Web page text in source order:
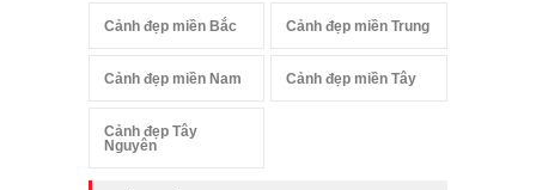
Cảnh đẹp miền Bắc Cảnh đẹp miền Trung
Cảnh đẹp miền Nam Cảnh đẹp miền Tây
Cảnh đẹp Tây
Nguyên